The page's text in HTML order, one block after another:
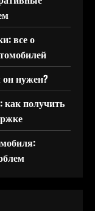
все о
он нужен?
получить